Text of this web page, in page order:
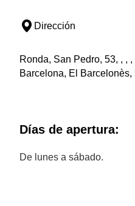
Dirección
Ronda, San Pedro, 53, , ,
Barcelona, El Barcelonès,
Días de apertura:
De lunes a sábado.